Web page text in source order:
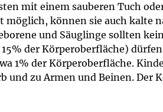
mit einem sauberen Tuch
können sie auch kalte
und Säuglinge sollten
der Körperoberfläche)
1% der Körperoberfläche.
zu Armen und Beinen. Der